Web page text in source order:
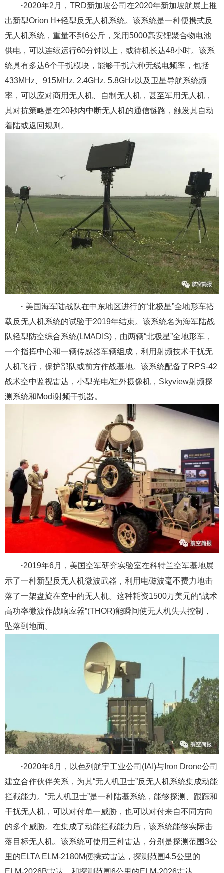
·2020年2月，TRD新加坡公司在2020年新加坡航展上推
出新型Orion H+轻型反无人机系统。该系统是一种便携式反
无人机系统，重量不到6公斤，采用5000毫安锂聚合物电池
供电，可以连续运行60分钟以上，或待机长达48小时。该系
统具有多达6个干扰模块，能够干扰六种无线电频率，包括
433MHz、915MHz, 2.4GHz, 5.8GHz以及卫星导航系统频
率，可以应对商用无人机、自制无人机，甚至军用无人机，
其对抗策略是在20秒内中断无人机的通信链路，触发其自动
着陆或返回规则。
· 美国海军陆战队在中东地区进行的“北极星”全地形车搭
载反无人机系统的试验于2019年结束。该系统名为海军陆战
队轻型防空综合系统(LMADIS)，由两辆“北极星”全地形车，
一个指挥中心和一辆传感器车辆组成，利用射频技术干扰无
人机飞行，保护部队或前方作战基地。该系统配备了RPS-42
战术空中监视雷达，小型光电/红外摄像机，Skyview射频探
测系统和Modi射频干扰器。
·2019年6月，美国空军研究实验室在科特兰空军基地展
示了一种新型反无人机微波武器，利用电磁波毫不费力地击
落了一架盘旋在空中的无人机。这种耗资1500万美元的“战术
高功率微波作战响应器”(THOR)能瞬间使无人机失去控制，
坠落到地面。
·2020年6月，以色列航宇工业公司(IAI)与Iron Drone公司
建立合作伙伴关系，为其“无人机卫士”反无人机系统集成动能
拦截能力。“无人机卫士”是一种陆基系统，能够探测、跟踪和
干扰无人机，可以对付单一威胁，也可以对付来自不同方向
的多个威胁。在集成了动能拦截能力后，该系统能够实际击
落目标无人机。该系统可使用三种雷达，分别是探测范围3公
里的ELTA ELM-2180M便携式雷达，探测范围4.5公里的